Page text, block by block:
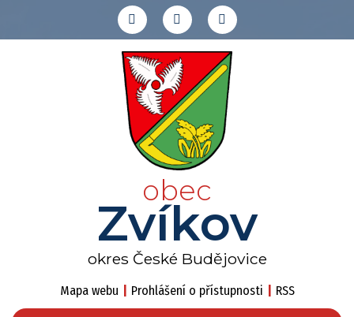
obec
Zvíkov
okres České Budějovice
Mapa webu Prohlášení o přístupnosti RSS